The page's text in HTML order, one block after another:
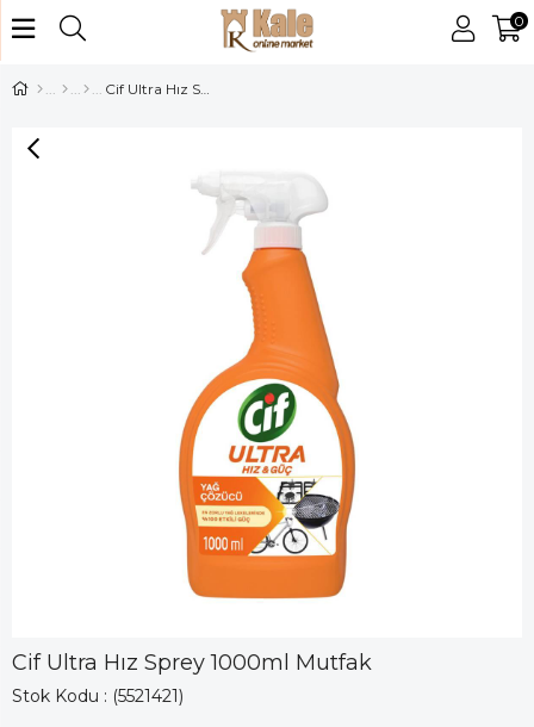
0
Cif Ultra Hız Sprey 1000ml Mutfak
Cif Ultra Hız Sprey 1000ml Mutfak
Stok Kodu (5521421)